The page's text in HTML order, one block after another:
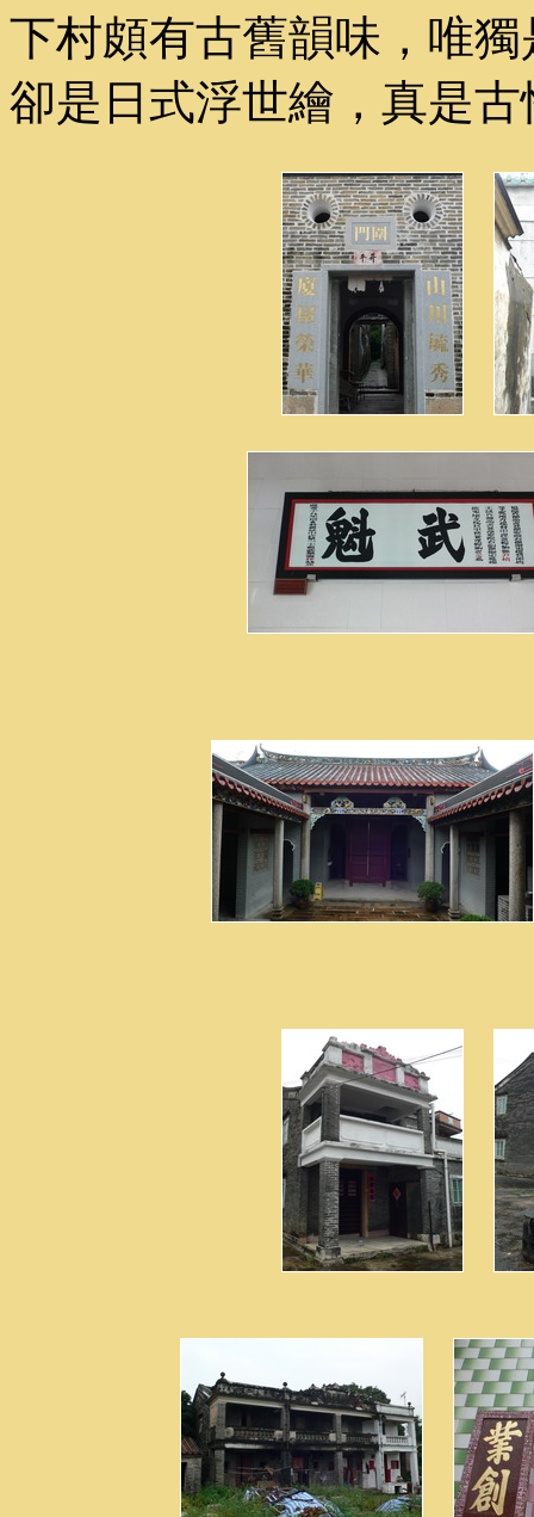
下村頗有古舊韻味，唯
卻是日式浮世繪，真是古